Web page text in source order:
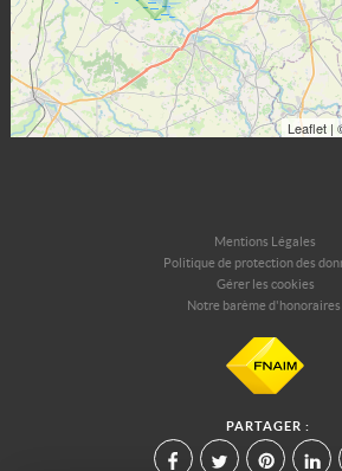
Leaflet |
Mentions Légales
Politique de protection des
Gérer les cookies
Notre barème d'honoraires
PARTAGER :